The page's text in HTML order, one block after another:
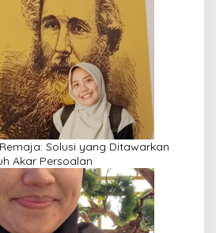
Solusi yang Ditawarkan
Akar Persoalan